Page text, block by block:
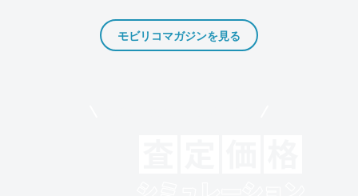
モビリコマガジンを見る